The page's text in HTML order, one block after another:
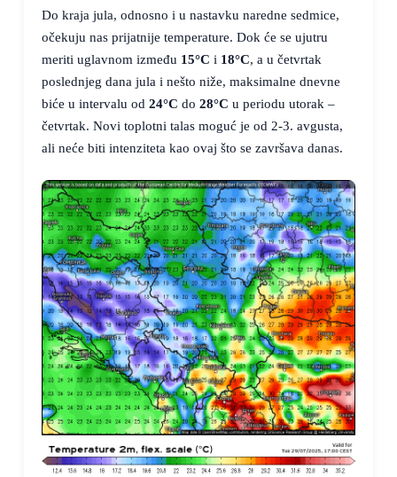
Do kraja jula, odnosno i u nastavku naredne sedmice,
očekuju nas prijatnije temperature. Dok će se ujutru
meriti uglavnom između 15°C i 18°C, a u četvrtak
poslednjeg dana jula i nešto niže, maksimalne dnevne
biće u intervalu od 24°C do 28°C u periodu utorak –
četvrtak. Novi toplotni talas moguć je od 2-3. avgusta,
ali neće biti intenziteta kao ovaj što se završava danas.